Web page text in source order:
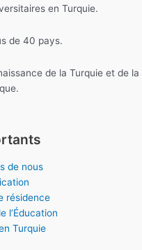
en Turquie.
de 40 pays.
de la Turquie et de la
de nous
résidence
l’Éducation
Turquie